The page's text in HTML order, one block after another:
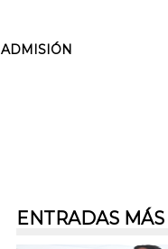
ADMISIÓN
ENTRADAS